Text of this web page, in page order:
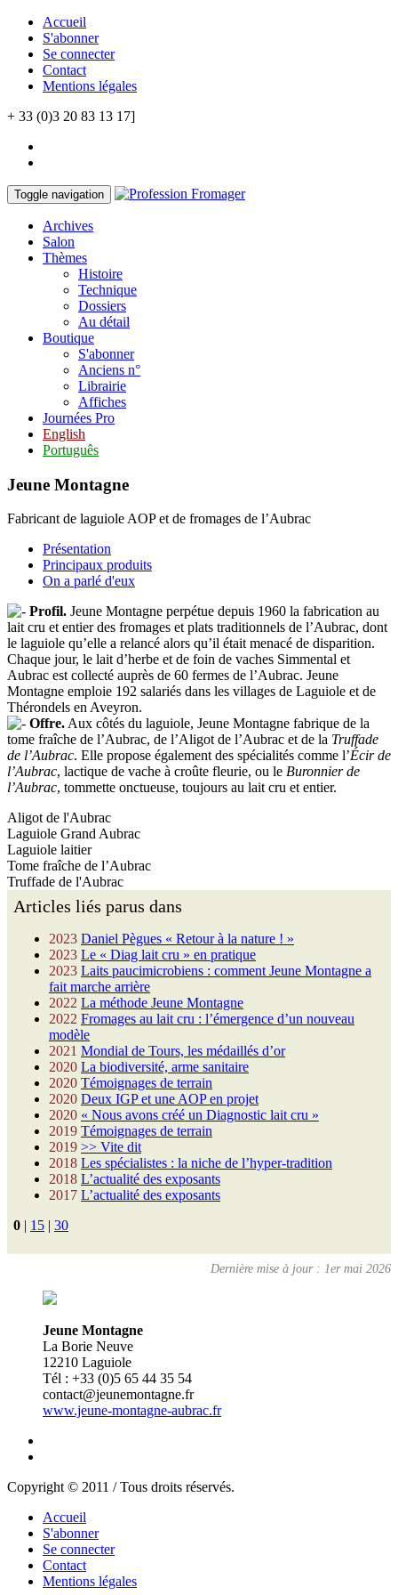
Accueil
S'abonner
Se connecter
Contact
Mentions légales
+ 33 (0)3 20 83 13 17]
Toggle navigation
Archives
Salon
Thèmes
Histoire
Technique
Dossiers
Au détail
Boutique
S'abonner
Anciens n°
Librairie
Affiches
Journées Pro
English
Português
Jeune Montagne
Fabricant de laguiole AOP et de fromages de l’Aubrac
Présentation
Principaux produits
On a parlé d'eux
Profil. Jeune Montagne perpétue depuis 1960 la fabrication au
lait cru et entier des fromages et plats traditionnels de l’Aubrac, dont
le laguiole qu’elle a relancé alors qu’il était menacé de disparition.
Chaque jour, le lait d’herbe et de foin de vaches Simmental et
Aubrac est collecté auprès de 60 fermes de l’Aubrac. Jeune
Montagne emploie 192 salariés dans les villages de Laguiole et de
Thérondels en Aveyron.
Offre.Aux côtés du laguiole, Jeune Montagne fabrique de la
tome fraîche de l’Aubrac, de l’Aligot de l’Aubrac et de la Truffade
de l’Aubrac. Elle propose également des spécialités comme l’Écir de
l’Aubrac, lactique de vache à croûte fleurie, ou le Buronnier de
l’Aubrac, tommette onctueuse, toujours au lait cru et entier.
Aligot de l'Aubrac
Laguiole Grand Aubrac
Laguiole laitier
Tome fraîche de l’Aubrac
Truffade de l'Aubrac
Articles liés parus dans
2023 Daniel Pègues « Retour à la nature ! »
2023 Le « Diag lait cru » en pratique
2023 Laits paucimicrobiens : comment Jeune Montagne a
fait marche arrière
2022 La méthode Jeune Montagne
2022 Fromages au lait cru : l’émergence d’un nouveau
modèle
2021 Mondial de Tours, les médaillés d’or
2020 La biodiversité, arme sanitaire
2020 Témoignages de terrain
2020 Deux IGP et une AOP en projet
2020 « Nous avons créé un Diagnostic lait cru »
2019 Témoignages de terrain
2019 >> Vite dit
2018 Les spécialistes : la niche de l’hyper-tradition
2018 L’actualité des exposants
2017 L’actualité des exposants
0 | 15 | 30
Dernière mise à jour : 1er mai 2026
Jeune Montagne
La Borie Neuve
12210 Laguiole
Tél : +33 (0)5 65 44 35 54
contact@jeunemontagne.fr
www.jeune-montagne-aubrac.fr
Copyright © 2011 / Tous droits réservés.
Accueil
S'abonner
Se connecter
Contact
Mentions légales